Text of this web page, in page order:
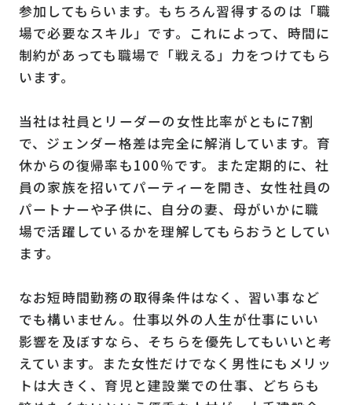
参加してもらいます。もちろん習得するのは「職
場で必要なスキル」です。これによって、時間に
制約があっても職場で「戦える」力をつけてもら
います。
当社は社員とリーダーの女性比率がともに7割
で、ジェンダー格差は完全に解消しています。育
休からの復帰率も100％です。また定期的に、社
員の家族を招いてパーティーを開き、女性社員の
パートナーや子供に、自分の妻、母がいかに職
場で活躍しているかを理解してもらおうとしてい
ます。
なお短時間勤務の取得条件はなく、習い事など
でも構いません。仕事以外の人生が仕事にいい
影響を及ぼすなら、そちらを優先してもいいと考
えています。また女性だけでなく男性にもメリッ
トは大きく、育児と建設業での仕事、どちらも